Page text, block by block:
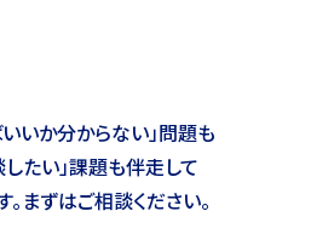
いか分からない」問題も
たい」課題も伴走して
まずはご相談ください。